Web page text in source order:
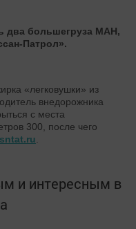
два большегруза МАН,
Патрол».
«легковушки» из
внедорожника
с места
300, после чего
sntat.ru.
и интересным в